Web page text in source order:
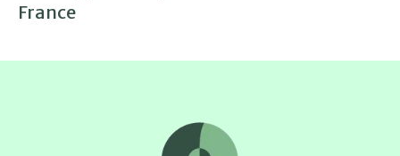
France